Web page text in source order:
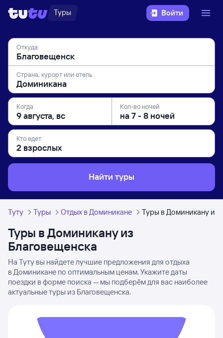
Туры Войти
Откуда
Страна, курорт или отель
Когда Кол-во ночей
Кто едет
Найти туры
Туту Туры Отдых в Доминикане Туры в Доминикану из
Туры в Доминикану из
Благовещенска
На Туту вы найдете лучшие предложения для отдыха
в Доминикане по оптимальным ценам. Укажите даты
поездки в форме поиска — мы подберём для вас наиболее
актуальные туры из Благовещенска.